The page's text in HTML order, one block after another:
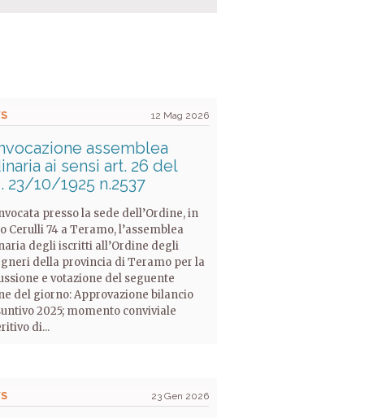
12 Mag 2026
assemblea
ai sensi art. 26 del
23/10/1925 n.2537
presso la sede dell’Ordine, in
Cerulli 74 a Teramo, l’assemblea
degli iscritti all’Ordine degli
della provincia di Teramo per la
e votazione del seguente
del giorno: Approvazione bilancio
2025; momento conviviale
di...
23 Gen 2026